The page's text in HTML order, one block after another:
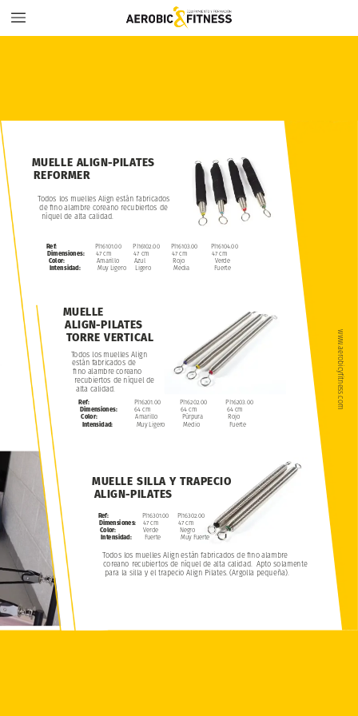
www.aerobicyfitness.com
Todos los muelles Align están fabricados
de fino alambre coreano recubiertos de
níquel de alta calidad.
MUELLE ALIGN-PILATES
REFORMER
Ref:
Dimensiones:
Color:
Intensidad:
PI16101.00
47 cm
Amarillo
Muy Ligero
PI16102.00
47 cm
Azul
Ligero
PI16103.00
47 cm
Rojo
Media
PI16104.00
47 cm
Verde
Fuerte
Todos los muelles Align
están fabricados de
fino alambre coreano
recubiertos de níquel de
alta calidad.
MUELLE
ALIGN-PILATES
TORRE VERTICAL
Ref:
Dimensiones:
Color:
Intensidad:
PI16201.00
64 cm
Amarillo
Muy Ligero
PI16202.00
64 cm
Púrpura
Medio
PI16203.00
64 cm
Rojo
Fuerte
Todos los muelles Align están fabricados de fino alambre
coreano recubiertos de níquel de alta calidad. Apto solamente
para la silla y el trapecio Align Pilates. (Argolla pequeña).
MUELLE SILLA Y TRAPECIO
ALIGN-PILATES
Ref:
Dimensiones:
Color:
Intensidad:
PI16301.00
47 cm
Verde
Fuerte
PI16302.00
47 cm
Negro
Muy Fuerte